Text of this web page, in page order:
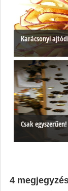
Karácsonyi
Csak
4